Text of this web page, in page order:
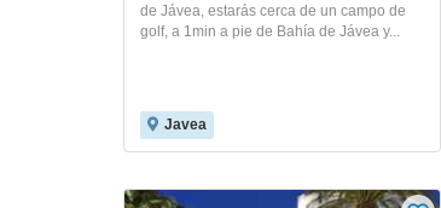
de Jávea, estarás cerca de un campo de
golf, a 1min a pie de Bahía de Jávea y...
Javea